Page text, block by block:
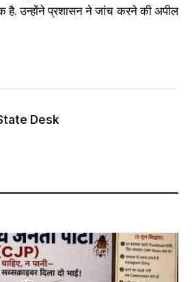
है. उन्होंने प्रशासन ने जांच करने की अपील
Desk